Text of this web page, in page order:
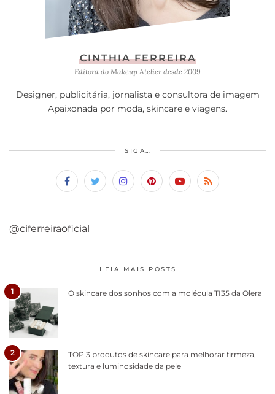
CINTHIA FERREIRA
Editora do Makeup Atelier desde 2009
Designer, publicitária, jornalista e consultora de imagem
Apaixonada por moda, skincare e viagens.
SIGA…
@ciferreiraoficial
LEIA MAIS POSTS
1 O skincare dos sonhos com a molécula TI35 da Olera
2
TOP 3 produtos de skincare para melhorar firmeza,
textura e luminosidade da pele